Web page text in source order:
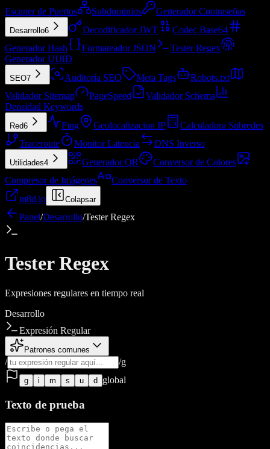
Escaner de Puertos
Subdominios Generador Contraseñas
Desarrollo6 Decodificador JWT
Codec Base64
Generador Hash
Formateador JSON
Tester Regex
Generador UUID
SEO7 Auditoría SEO Meta Tags
Robots.txt
Validador Sitemap
PageSpeed
Validador Schema
Densidad Keywords
Red6 Ping Geolocalizacion IP
Calculadora Subredes
Traceroute
Monitor Latencia DNS Inverso
Utilidades4 Generador QR
Conversor de Colores
Compresor de Imágenes
Conversor de Texto
m8d.io
Colapsar
Panel/Desarrollo/Tester Regex
Tester Regex
Expresiones regulares en tiempo real
Desarrollo
Expresión Regular
Patrones comunes
/ /g
g i m s u d global
Texto de prueba